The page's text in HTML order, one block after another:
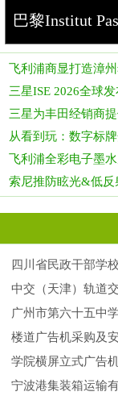
巴黎Institut
飞利浦商显打造漳
三星ISE 2026全球
三星为丰田经销商
从看到玩：数字标
飞利浦全彩电子墨
索尼推防眩光&低
四川省民政干部学
中交（天津）轨道
广州市第六十五中
楼道广告机采购及
学院横屏立式广告
宁波港集装箱运输